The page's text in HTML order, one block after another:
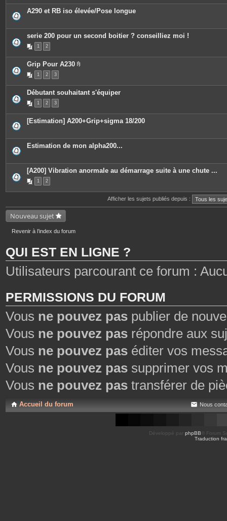
A290 et RB iso élevée/Pose longue
serie 200 pour un second boitier ? conseilliez moi !
1 2
Grip Pour A230
c
e
i
n
1 2 3
Débutant souhaitant s'équiper
1 2 3
[Estimation] A200+Grip+sigma 18/200
Estimation de mon alpha200...
[A200] Vibration anormale au démarrage suite à une chute ...
1 2
Afficher les sujets publiés depuis :
Nouveau sujet
Revenir à l’index du forum
QUI EST EN LIGNE ?
Utilisateurs parcourant ce forum :
PERMISSIONS DU FORUM
Vous ne pouvez pas publier de
Vous ne pouvez pas répondre aux
Vous ne pouvez pas éditer vos
Vous ne pouvez pas supprimer vos
Vous ne pouvez pas transférer de
Accueil du forum Nous
Développé par phpBB ® Forum
Traduction